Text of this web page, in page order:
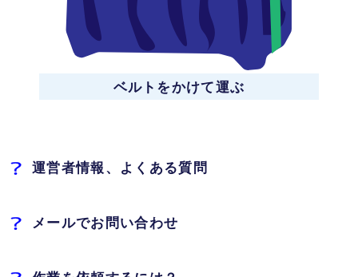
ベルトをかけて運ぶ
運営者情報、よくある質問
メールでお問い合わせ